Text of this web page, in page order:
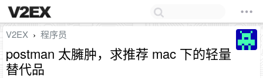
V2EX › 程序员
postman 太臃肿，求推荐 mac 下的轻量
替代品